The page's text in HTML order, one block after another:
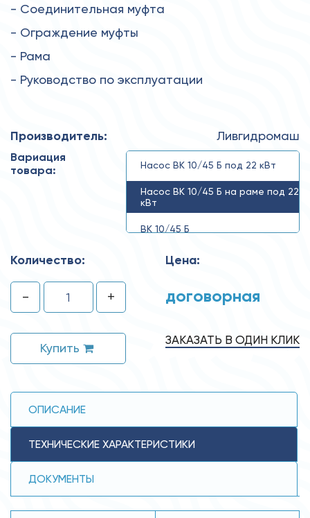
- Соединительная муфта
- Ограждение муфты
- Рама
- Руководство по эксплуатации
Производитель: Ливгидромаш
Вариация
товара:
Насос ВК 10/45 Б под 22 кВт
Насос ВК 10/45 Б на раме под 22
кВт
ВК 10/45 Б
Количество:
- +
Купить
Цена:
договорная
ЗАКАЗАТЬ В ОДИН КЛИК
ОПИСАНИЕ
ТЕХНИЧЕСКИЕ ХАРАКТЕРИСТИКИ
ДОКУМЕНТЫ